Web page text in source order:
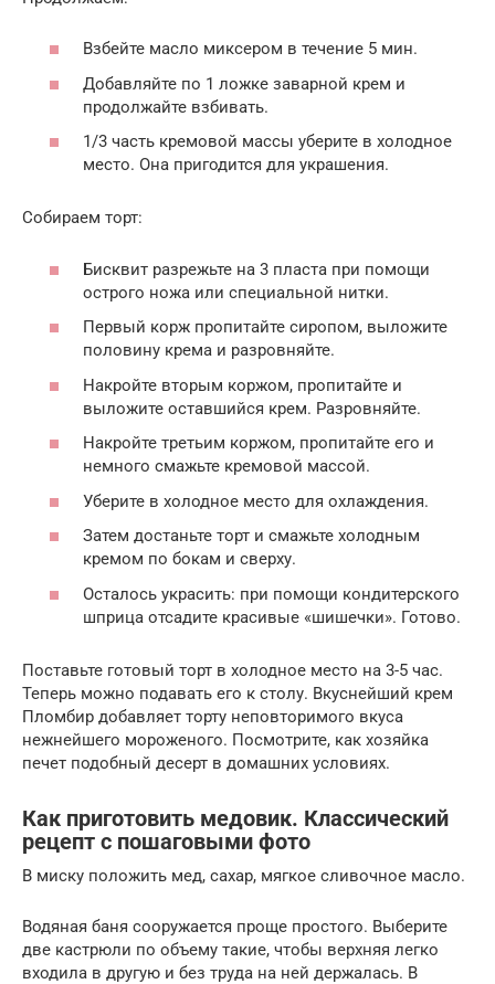
Взбейте масло миксером в течение 5 мин.
Добавляйте по 1 ложке заварной крем и
продолжайте взбивать.
1/3 часть кремовой массы уберите в холодное
место. Она пригодится для украшения.
Собираем торт:
Бисквит разрежьте на 3 пласта при помощи
острого ножа или специальной нитки.
Первый корж пропитайте сиропом, выложите
половину крема и разровняйте.
Накройте вторым коржом, пропитайте и
выложите оставшийся крем. Разровняйте.
Накройте третьим коржом, пропитайте его и
немного смажьте кремовой массой.
Уберите в холодное место для охлаждения.
Затем достаньте торт и смажьте холодным
кремом по бокам и сверху.
Осталось украсить: при помощи кондитерского
шприца отсадите красивые «шишечки». Готово.
Поставьте готовый торт в холодное место на 3-5 час.
Теперь можно подавать его к столу. Вкуснейший крем
Пломбир добавляет торту неповторимого вкуса
нежнейшего мороженого. Посмотрите, как хозяйка
печет подобный десерт в домашних условиях.
Как приготовить медовик. Классический
рецепт с пошаговыми фото
В миску положить мед, сахар, мягкое сливочное масло.
Водяная баня сооружается проще простого. Выберите
две кастрюли по объему такие, чтобы верхняя легко
входила в другую и без труда на ней держалась. В